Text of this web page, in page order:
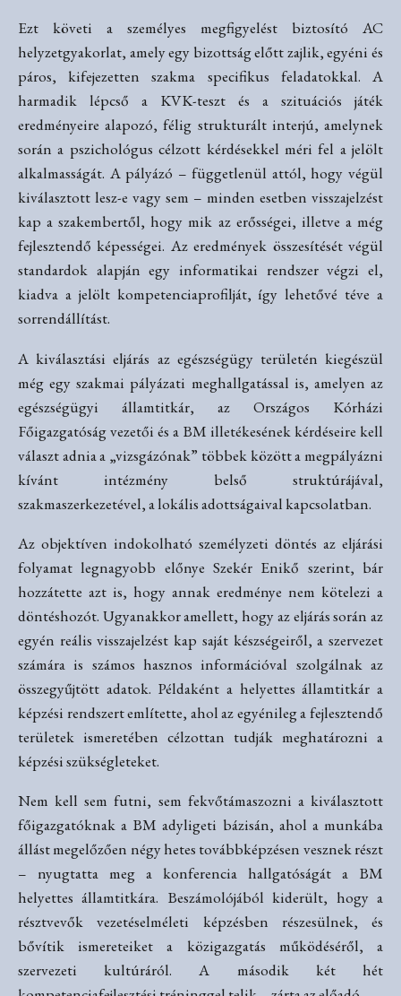
Ezt követi a személyes megfigyelést biztosító AC
helyzetgyakorlat, amely egy bizottság előtt zajlik, egyéni és
páros, kifejezetten szakma specifikus feladatokkal. A
harmadik lépcső a KVK-teszt és a szituációs játék
eredményeire alapozó, félig strukturált interjú, amelynek
során a pszichológus célzott kérdésekkel méri fel a jelölt
alkalmasságát. A pályázó – függetlenül attól, hogy végül
kiválasztott lesz-e vagy sem – minden esetben visszajelzést
kap a szakembertől, hogy mik az erősségei, illetve a még
fejlesztendő képességei. Az eredmények összesítését végül
standardok alapján egy informatikai rendszer végzi el,
kiadva a jelölt kompetenciaprofilját, így lehetővé téve a
sorrendállítást.
A kiválasztási eljárás az egészségügy területén kiegészül
még egy szakmai pályázati meghallgatással is, amelyen az
egészségügyi államtitkár, az Országos Kórházi
Főigazgatóság vezetői és a BM illetékesének kérdéseire kell
választ adnia a „vizsgázónak” többek között a megpályázni
kívánt intézmény belső struktúrájával,
szakmaszerkezetével, a lokális adottságaival kapcsolatban.
Az objektíven indokolható személyzeti döntés az eljárási
folyamat legnagyobb előnye Szekér Enikő szerint, bár
hozzátette azt is, hogy annak eredménye nem kötelezi a
döntéshozót. Ugyanakkor amellett, hogy az eljárás során az
egyén reális visszajelzést kap saját készségeiről, a szervezet
számára is számos hasznos információval szolgálnak az
összegyűjtött adatok. Példaként a helyettes államtitkár a
képzési rendszert említette, ahol az egyénileg a fejlesztendő
területek ismeretében célzottan tudják meghatározni a
képzési szükségleteket.
Nem kell sem futni, sem fekvőtámaszozni a kiválasztott
főigazgatóknak a BM adyligeti bázisán, ahol a munkába
állást megelőzően négy hetes továbbképzésen vesznek részt
– nyugtatta meg a konferencia hallgatóságát a BM
helyettes államtitkára. Beszámolójából kiderült, hogy a
résztvevők vezetéselméleti képzésben részesülnek, és
bővítik ismereteiket a közigazgatás működéséről, a
szervezeti kultúráról. A második két hét